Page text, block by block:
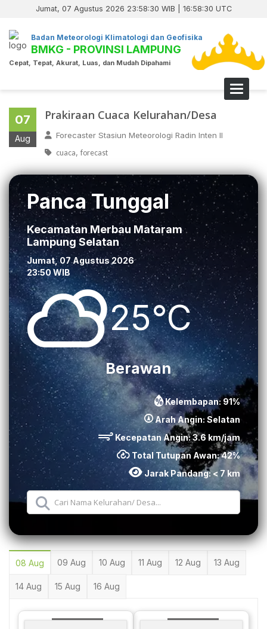
Jumat, 07 Agustus 2026 23:58:31 WIB | 16:58:31 UTC
Badan Meteorologi Klimatologi dan Geofisika
BMKG - PROVINSI LAMPUNG
Cepat, Tepat, Akurat, Luas, dan Mudah Dipahami
Toggle
07
Aug
Prakiraan Cuaca Kelurahan/Desa
Forecaster Stasiun Meteorologi Radin Inten II
cuaca, forecast
Panca Tunggal
Kecamatan Merbau Mataram
Lampung Selatan
Jumat, 07 Agustus 2026
23:50 WIB
25°C
Berawan
Kelembapan: 91%
Arah Angin: Selatan
Kecepatan Angin:3.6 km/jam
Total Tutupan Awan:42%
Jarak Pandang:< 7 km
08 Aug 09 Aug 10 Aug 11 Aug 12 Aug 13 Aug
14 Aug 15 Aug 16 Aug